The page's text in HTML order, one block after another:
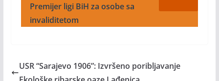
Premijer ligi BiH za osobe sa
invaliditetom
USR “Sarajevo 1906”: Izvršeno poribljavanje